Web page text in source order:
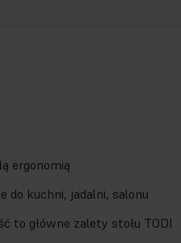
ergonomią
do kuchni, jadalni, salonu
to główne zalety stołu TODI